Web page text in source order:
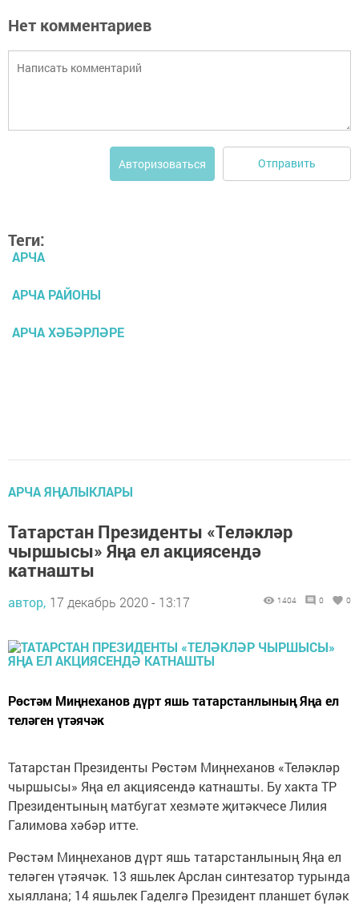
Нет комментариев
Авторизоваться Отправить
Теги:
АРЧА
АРЧА РАЙОНЫ
АРЧА ХӘБӘРЛӘРЕ
АРЧА ЯҢАЛЫКЛАРЫ
Татарстан Президенты «Теләкләр
чыршысы» Яңа ел акциясендә
катнашты
автор, 17 декабрь 2020 - 13:17 1404 0 0
Рөстәм Миңнеханов дүрт яшь татарстанлының Яңа ел
теләген үтәячәк
Татарстан Президенты Рөстәм Миңнеханов «Теләкләр
чыршысы» Яңа ел акциясендә катнашты. Бу хакта ТР
Президентының матбугат хезмәте җитәкчесе Лилия
Галимова хәбәр итте.
Рөстәм Миңнеханов дүрт яшь татарстанлының Яңа ел
теләген үтәячәк. 13 яшьлек Арслан синтезатор турында
хыяллана; 14 яшьлек Гаделгә Президент планшет бүләк